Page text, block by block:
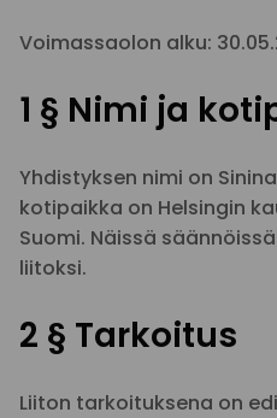
Voimassaolon alku:
1 § Nimi ja
Yhdistyksen nimi on
kotipaikka on Helsingin
Suomi. Näissä
liitoksi.
2 § Tarkoitus
Liiton tarkoituksena on